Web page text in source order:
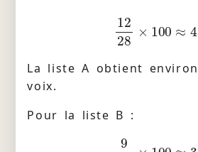
1228
La liste A obtient environ
voix.
Pour la liste B :
928